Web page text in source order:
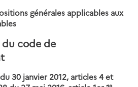
générales applicables aux
du code de
30 janvier 2012, articles 4 et